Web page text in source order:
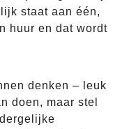
staat aan één,
huur en dat wordt
denken – leuk
doen, maar stel